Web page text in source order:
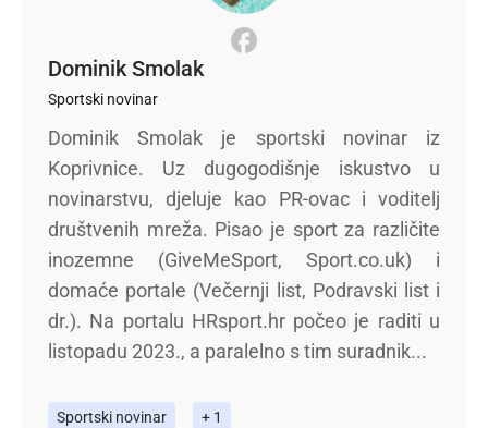
Dominik Smolak
Sportski novinar
Dominik Smolak je sportski novinar iz
Koprivnice. Uz dugogodišnje iskustvo u
novinarstvu, djeluje kao PR-ovac i voditelj
društvenih mreža. Pisao je sport za različite
inozemne (GiveMeSport, Sport.co.uk) i
domaće portale (Večernji list, Podravski list i
dr.). Na portalu HRsport.hr počeo je raditi u
listopadu 2023., a paralelno s tim suradnik...
Sportski novinar + 1